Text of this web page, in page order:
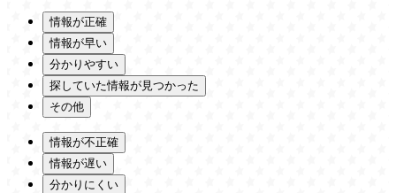
情報が正確
情報が早い
分かりやすい
探していた情報が見つかった
その他
情報が不正確
情報が遅い
分かりにくい